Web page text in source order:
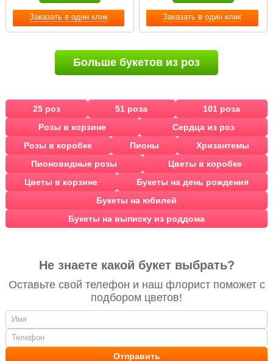
Заказать в один клик Заказать в один клик
Больше букетов из роз
25 роз 51 роза
101 роза
Розы в корзине
Сердца из роз
Розы в коробке
Пионы
Хризантемы
Пионовидные розы
Цветы в коробке
Цветы в корзине
Букеты на день рождения
Букеты на юбилей
Букеты на выписку из роддома
Не знаете какой букет выбрать?
Оставьте свой телефон и наш флорист поможет с
подбором цветов!